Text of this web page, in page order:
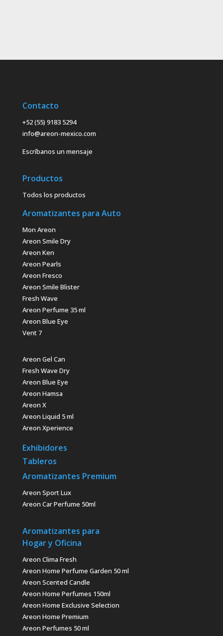
Contacto
+52 (55) 9183 5294
info@areon-mexico.com
Escríbanos un mensaje
Productos
Todos los productos
Aromatizantes para Auto
Mon Areon
Areon Smile Dry
Areon Ken
Areon Pearls
Areon Fresco
Areon Smile Blister
Fresh Wave
Areon Perfume 35 ml
Areon Blue Eye
Vent 7
Areon Gel Can
Fresh Wave Dry
Areon Blue Eye
Areon Hamsa
Areon X
Areon Liquid 5 ml
Areon Xperience
Exhibidores
Tableros
Aromatizantes Premium
Areon Sport Lux
Areon Car Perfume 50ml
Aromatizantes para
Hogar y Oficina
Areon Clima Fresh
Areon Home Perfume Garden 50 ml
Areon Scented Candle
Areon Home Perfumes 150ml
Areon Home Exclusive Selection
Areon Home Premium
Areon Perfumes 50 ml